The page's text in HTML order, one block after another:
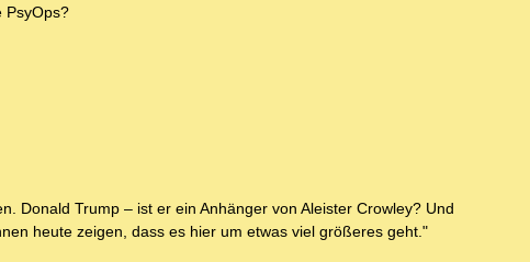
PsyOps?
Donald Trump – ist er ein Anhänger von Aleister Crowley? Und
heute zeigen, dass es hier um etwas viel größeres geht."